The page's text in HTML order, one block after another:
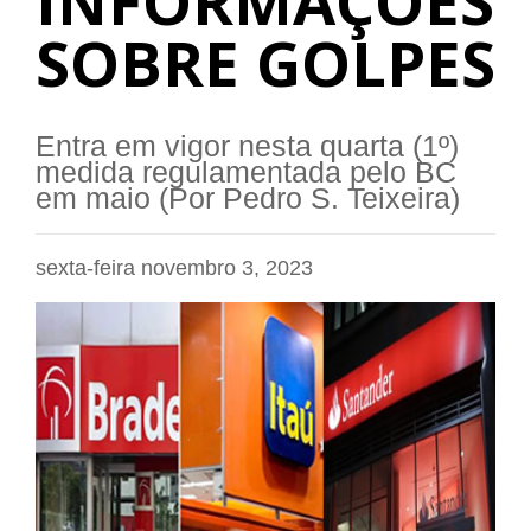
SOBRE GOLPES
Entra em vigor nesta quarta (1º)
medida regulamentada pelo BC
em maio (Por Pedro S. Teixeira)
sexta-feira novembro 3, 2023